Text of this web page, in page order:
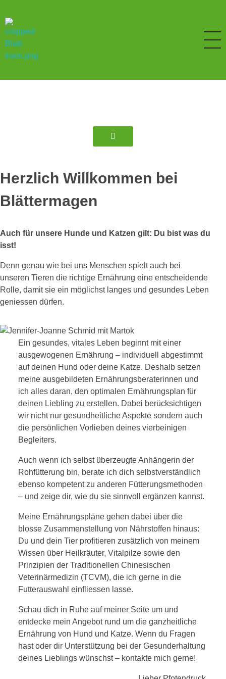
Herzlich Willkommen bei
Blättermagen
Auch für unsere Hunde und Katzen gilt: Du bist was du
isst!
Denn genau wie bei uns Menschen spielt auch bei
unseren Tieren die richtige Ernährung eine entscheidende
Rolle, damit sie ein möglichst langes und gesundes Leben
geniessen dürfen.
Ein gesundes, vitales Leben beginnt mit einer
ausgewogenen Ernährung – individuell abgestimmt
auf deinen Hund oder deine Katze. Deshalb setzen
meine ausgebildeten Ernährungsberaterinnen und
ich alles daran, den optimalen Ernährungsplan für
deinen Liebling zu erstellen. Dabei berücksichtigen
wir nicht nur gesundheitliche Aspekte sondern auch
die persönlichen Vorlieben deines vierbeinigen
Begleiters.
Auch wenn ich selbst überzeugte Anhängerin der
Rohfütterung bin, berate ich dich selbstverständlich
ebenso kompetent zu anderen Fütterungsmethoden
– und zeige dir, wie du sie sinnvoll ergänzen kannst.
Meine Ernährungspläne gehen dabei über die
blosse Zusammenstellung von Nährstoffen hinaus:
Du und dein Tier profitieren zusätzlich von meinem
Wissen über Heilkräuter, Vitalpilze sowie den
Prinzipien der Traditionellen Chinesischen
Veterinärmedizin (TCVM), die ich gerne in die
Futterauswahl einfliessen lasse.
Schau dich in Ruhe auf meiner Seite um und
entdecke mein Angebot rund um die ganzheitliche
Ernährung von Hund und Katze. Wenn du Fragen
hast oder dir Unterstützung bei der Gesunderhaltung
deines Lieblings wünschst – kontakte mich gerne!